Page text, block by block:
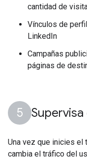
cantidad de
Vínculos de
LinkedIn
Campañas
páginas de
Una vez que inicies
cambia el tráfico del